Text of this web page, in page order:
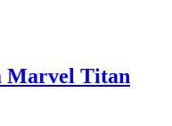
Marvel Titan